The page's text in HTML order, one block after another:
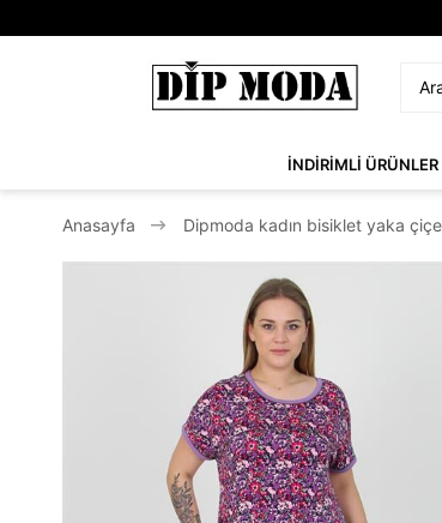
İNDİRİMLİ ÜRÜNLER
Anasayfa Dipmoda kadın bisiklet yaka